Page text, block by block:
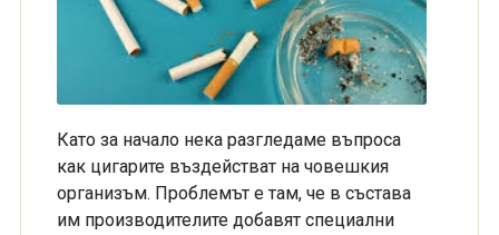
Като за начало нека разгледаме въпроса
как цигарите въздействат на човешкия
организъм. Проблемът е там, че в състава
им производителите добавят специални